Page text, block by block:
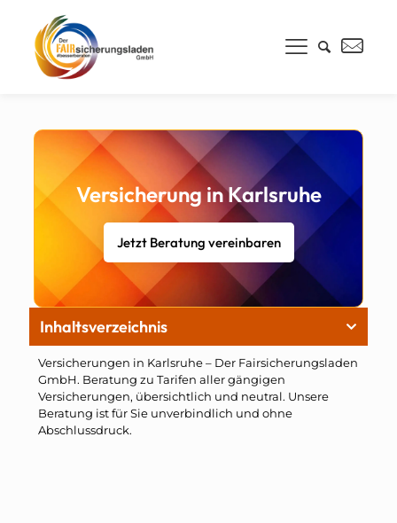
Versicherung in Karlsruhe
Jetzt Beratung vereinbaren
Versicherungen in Karlsruhe – Der Fairsicherungsladen
GmbH. Beratung zu Tarifen aller gängigen
Versicherungen, übersichtlich und neutral. Unsere
Beratung ist für Sie unverbindlich und ohne
Abschlussdruck.
Inhaltsverzeichnis